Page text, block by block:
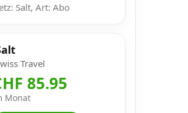
Salt, Art: Abo
Travel
85.95
Monat